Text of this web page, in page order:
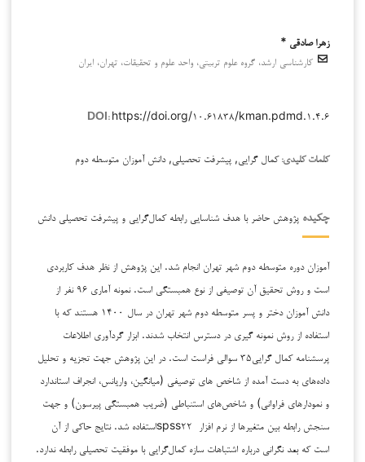
زهرا صادقی *
کارشناسی ارشد، گروه علوم تربیتی، واحد علوم و تحقیقات، تهران، ایران
DOI: https://doi.org/۱۰.۶۱۸۳۸/kman.pdmd.۱.۴.۶
کلمات کلیدی:کمال گرایی, پیشرفت تحصیلی, دانش آموزان متوسطه دوم
چکیده پژوهش حاضر با هدف شناسایی رابطه کمال‌گرایی و پیشرفت تحصیلی دانش
آموزان دوره متوسطه دوم شهر تهران انجام شد. این پژوهش از نظر هدف کاربردی
است و روش تحقیق آن توصیفی از نوع همبستگی است. نمونه آماری ۹۶ نفر از
دانش آموزان دختر و پسر متوسطه دوم شهر تهران در سال ۱۴۰۰ هستند که با
استفاده از روش نمونه گیری در دسترس انتخاب شدند. ابزار گردآوری اطلاعات
پرسشنامه کمال گرایی۳۵ سوالی فراست است. در این پژوهش جهت تجزیه و تحلیل
داده‌های به دست آمده از شاخص های توصیفی (میانگین، واریانس، انجراف استاندارد
و نمودارهای فراوانی) و شاخص‌های استنباطی (ضریب همبستگی پیرسون) و جهت
سنجش رابطه بین متغیرها از نرم افزار spss۲۲استفاده شد. نتایج حاکی از آن
است که بعد نگرانی درباره اشتباهات سازه کمال‌گرایی با موفقیت تحصیلی رابطه ندارد.